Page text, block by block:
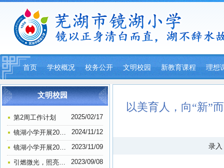
首页 学校概况 校务公开 文明校园 新教育课程 理想
平安校园文明校园
第2周工作计划 2025/02/17
镜湖小学开展2024年退休教师祝寿活动 2024/11/12
镜湖小学开展2023年教师户外徒步活动 2023/11/09
引燃微光，照亮前路，教师节前夕探望叶连平老师—镜湖小学306班思想道德建设活动 2023/09/08
以美育人，向“新”
录